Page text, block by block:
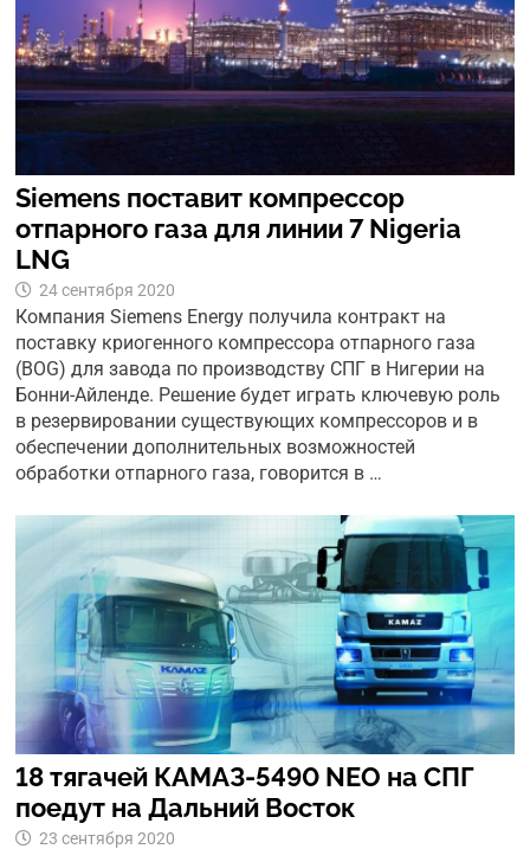
Siemens поставит компрессор
отпарного газа для линии 7 Nigeria
LNG
24 сентября 2020
Компания Siemens Energy получила контракт на
поставку криогенного компрессора отпарного газа
(BOG) для завода по производству СПГ в Нигерии на
Бонни-Айленде. Решение будет играть ключевую роль
в резервировании существующих компрессоров и в
обеспечении дополнительных возможностей
обработки отпарного газа, говорится в …
18 тягачей КАМАЗ-5490 NEO на СПГ
поедут на Дальний Восток
23 сентября 2020